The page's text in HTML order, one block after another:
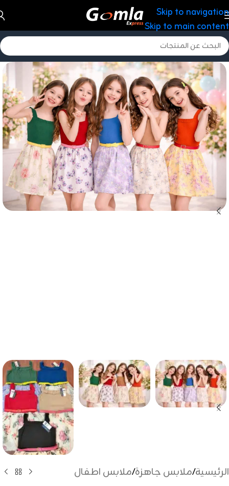
Skip to navigation
Skip to main content
الرئيسية/ملابس جاهزة/ملابس اطفال